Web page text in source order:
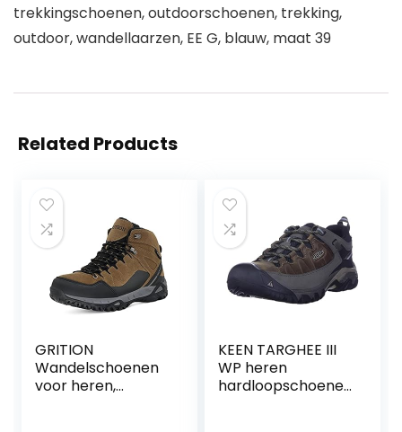
trekkingschoenen, outdoorschoenen, trekking,
outdoor, wandellaarzen, EE G, blauw, maat 39
Related Products
GRITION
Wandelschoenen
voor heren,
KEEN TARGHEE III
WP heren
hardloopschoenen